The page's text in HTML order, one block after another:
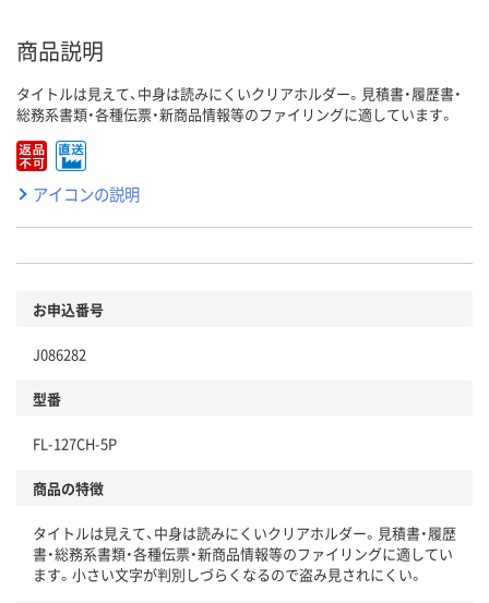
商品説明
タイトルは見えて、中身は読みにくいクリアホルダー。見積書・履歴書・
総務系書類・各種伝票・新商品情報等のファイリングに適しています。
アイコンの説明
お申込番号
J086282
型番
FL-127CH-5P
商品の特徴
タイトルは見えて、中身は読みにくいクリアホルダー。見積書・履歴
書・総務系書類・各種伝票・新商品情報等のファイリングに適してい
ます。小さい文字が判別しづらくなるので盗み見されにくい。